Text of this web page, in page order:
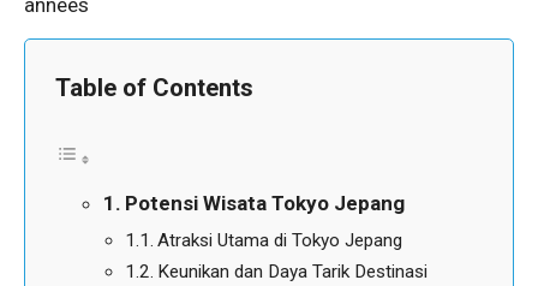
Table of Contents
Potensi Wisata Tokyo Jepang
Atraksi Utama di Tokyo Jepang
Keunikan dan Daya Tarik Destinasi